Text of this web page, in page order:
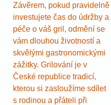
Závěrem, pokud pravidelně
investujete čas do údržby a
péče o váš gril, odmění se
vám dlouhou životností a
skvělými gastronomickými
zážitky. Grilování je v
České republice tradicí,
kterou si zasloužíme sdílet
s rodinou a přáteli při